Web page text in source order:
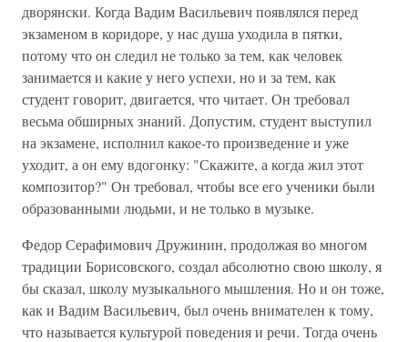
дворянски. Когда Вадим Васильевич появлялся перед
экзаменом в коридоре, у нас душа уходила в пятки,
потому что он следил не только за тем, как человек
занимается и какие у него успехи, но и за тем, как
студент говорит, двигается, что читает. Он требовал
весьма обширных знаний. Допустим, студент выступил
на экзамене, исполнил какое-то произведение и уже
уходит, а он ему вдогонку: "Скажите, а когда жил этот
композитор?" Он требовал, чтобы все его ученики были
образованными людьми, и не только в музыке.
Федор Серафимович Дружинин, продолжая во многом
традиции Борисовского, создал абсолютно свою школу, я
бы сказал, школу музыкального мышления. Но и он тоже,
как и Вадим Васильевич, был очень внимателен к тому,
что называется культурой поведения и речи. Тогда очень